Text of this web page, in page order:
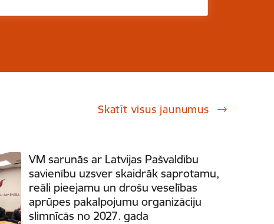
Skatīt visus jaunumus
VM sarunās ar Latvijas Pašvaldību
savienību uzsver skaidrāk saprotamu,
reāli pieejamu un drošu veselības
aprūpes pakalpojumu organizāciju
slimnīcās no 2027. gada